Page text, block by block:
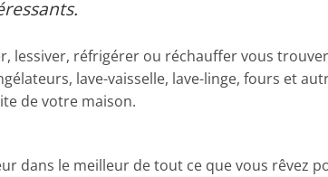
lessiver, réfrigérer ou réchauffer vous
lave-vaisselle, lave-linge, fours et
de votre maison.
dans le meilleur de tout ce que vous rêvez